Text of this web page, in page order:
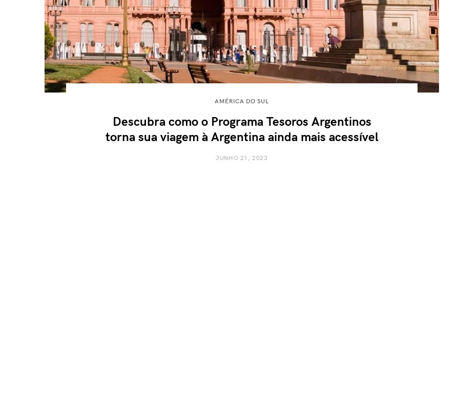
AMÉRICA DO SUL
Descubra como o Programa Tesoros Argentinos
torna sua viagem à Argentina ainda mais acessível
JUNHO 21, 2023